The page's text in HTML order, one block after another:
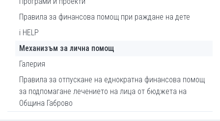
Правила за финансова помощ при раждане на дете
i HELP
Механизъм за лична помощ
Галерия
Правила за отпускане на еднократна финансова помощ
за подпомагане лечението на лица от бюджета на
Община Габрово